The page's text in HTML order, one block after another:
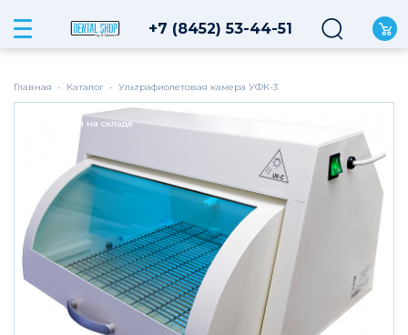
Главная - Каталог - Ультрафиолетовая камера УФК-3
В наличии на складе
+7 (8452) 53-44-51